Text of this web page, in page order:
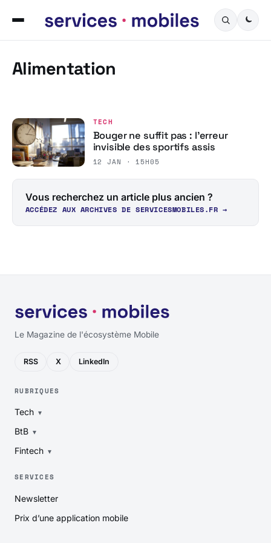
Alimentation
TECH
Bouger ne suffit pas : l’erreur
invisible des sportifs assis
12 JAN · 15H05
Vous recherchez un article plus ancien ?
ACCÉDEZ AUX ARCHIVES DE SERVICESMOBILES.FR →
Le Magazine de l'écosystème Mobile
RSS X LinkedIn
RUBRIQUES
Tech
BtB
Fintech
SERVICES
Newsletter
Prix d’une application mobile